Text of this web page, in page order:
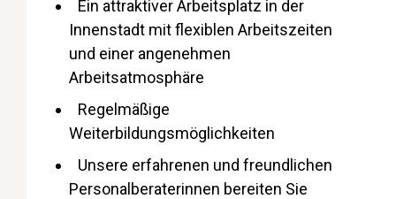
Ein attraktiver Arbeitsplatz in der
Innenstadt mit flexiblen Arbeitszeiten
und einer angenehmen
Arbeitsatmosphäre
Regelmäßige
Weiterbildungsmöglichkeiten
Unsere erfahrenen und freundlichen
Personalberaterinnen bereiten Sie